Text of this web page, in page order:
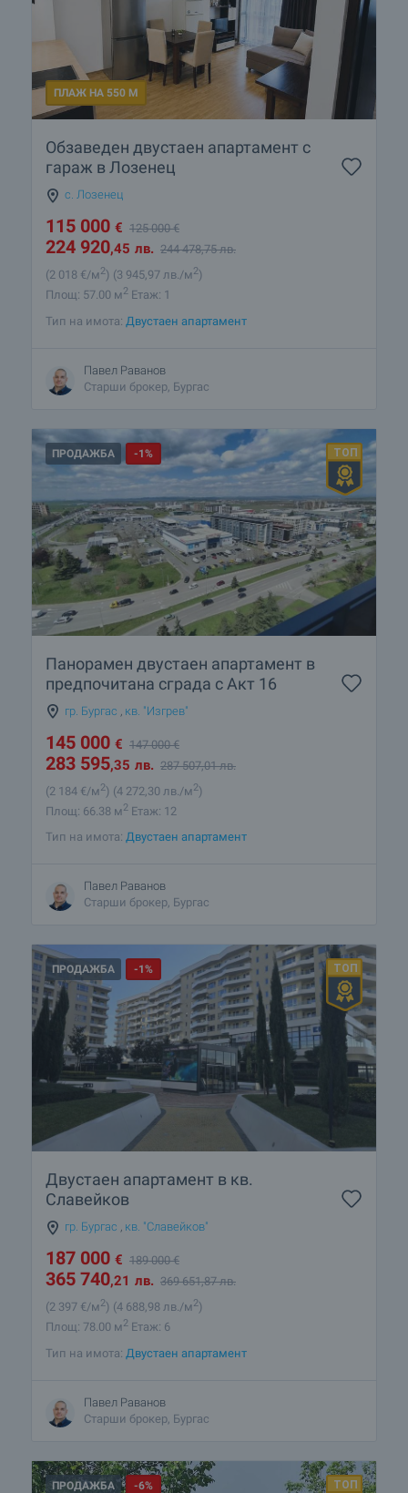
ПЛАЖ НА 550 М
Обзаведен двустаен апартамент с
гараж в Лозенец
с. Лозенец
115 000 € 125 000€
224 920,45 лв. 244 478,75 лв.
(2 018 €/м2) (3 945,97 лв./м2)
Площ: 57.00 м2 Етаж: 1
Тип на имота: Двустаен апартамент
Павел Раванов
Старши брокер, Бургас
ПРОДАЖБА -1%
Панорамен двустаен апартамент в
предпочитана сграда с Акт 16
гр. Бургас кв. "Изгрев"
145 000 € 147 000€
283 595,35 лв. 287 507,01 лв.
(2 184 €/м2) (4 272 ,30 лв./м2)
Площ: 66.38 м2 Етаж: 12
Тип на имота: Двустаен апартамент
Павел Раванов
Старши брокер, Бургас
ПРОДАЖБА -1%
Двустаен апартамент в кв.
Славейков
гр. Бургас кв. "Славейков"
187 000 € 189 000€
365 740,21 лв. 369 651,87 лв.
(2 397 €/м2) (4 688,98 лв./м2)
Площ: 78.00 м2 Етаж: 6
Тип на имота: Двустаен апартамент
Павел Раванов
Старши брокер, Бургас
ПРОДАЖБА -6%